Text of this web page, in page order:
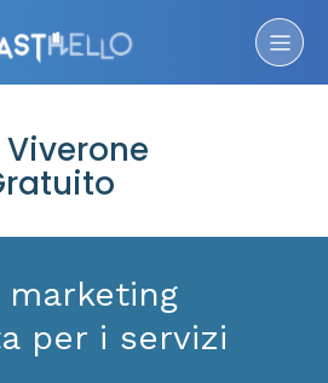
marketing
per i servizi